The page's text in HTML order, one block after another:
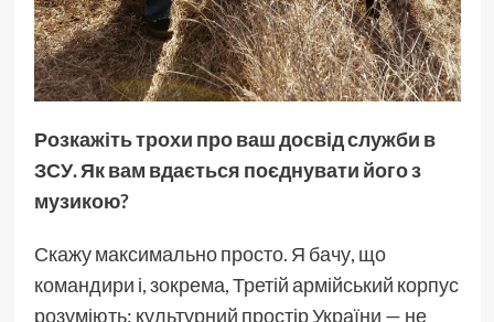
Розкажіть трохи про ваш досвід служби в
ЗСУ. Як вам вдається поєднувати його з
музикою?
Скажу максимально просто. Я бачу, що
командири і, зокрема, Третій армійський корпус
розуміють: культурний простір України — не